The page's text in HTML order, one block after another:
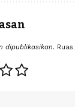
dipublikasikan.